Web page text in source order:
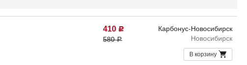
410 Р
580Р
Карбонус-Новосибирск
Новосибирск
В корзину